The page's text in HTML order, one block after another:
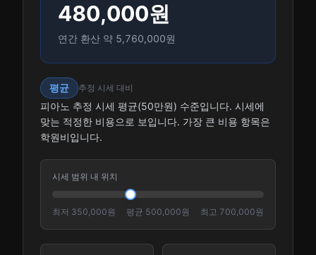
480,000원
연간 환산 약 5,760,000원
평균 추정 시세 대비
피아노 추정 시세 평균(50만원) 수준입니다. 시세에
맞는 적정한 비용으로 보입니다. 가장 큰 비용 항목은
학원비입니다.
시세 범위 내 위치
최저 350,000원 평균 500,000원 최고 700,000원